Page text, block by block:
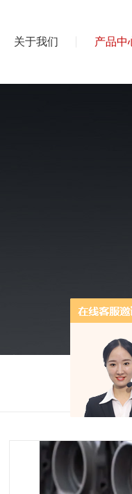
关于我们 产品中
我